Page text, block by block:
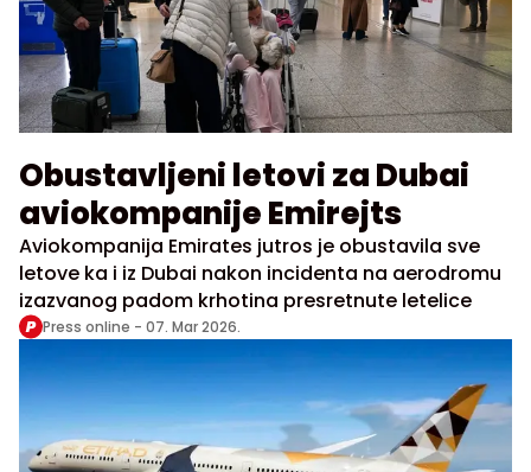
Obustavljeni letovi za Dubai
aviokompanije Emirejts
Aviokompanija Emirates jutros je obustavila sve
letove ka i iz Dubai nakon incidenta na aerodromu
izazvanog padom krhotina presretnute letelice
Press online - 07. Mar 2026.